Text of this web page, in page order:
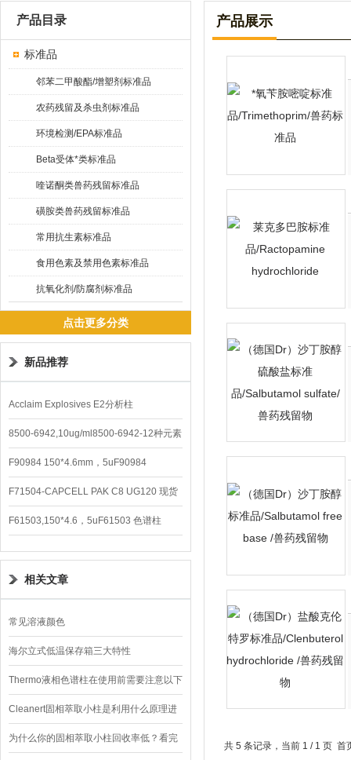
产品目录
标准品
邻苯二甲酸酯/增塑剂标准品
农药残留及杀虫剂标准品
环境检测/EPA标准品
Beta受体*类标准品
喹诺酮类兽药残留标准品
磺胺类兽药残留标准品
常用抗生素标准品
食用色素及禁用色素标准品
抗氧化剂/防腐剂标准品
点击更多分类
新品推荐
Acclaim Explosives E2分析柱
8500-6942,10ug/ml8500-6942-12种元素
混合校准液
F90984 150*4.6mm，5uF90984
CAPCELL PAK C8 DD （S-5）
F71504-CAPCELL PAK C8 UG120 现货
3600/支
F61503,150*4.6，5uF61503 色谱柱
CAPCELL PAK C18 UG120
相关文章
常见溶液颜色
海尔立式低温保存箱三大特性
Thermo液相色谱柱在使用前需要注意以下
事项
Cleanert固相萃取小柱是利用什么原理进
行作业的？
为什么你的固相萃取小柱回收率低？看完
产品展示
共 5 条记录，当前 1 / 1 页